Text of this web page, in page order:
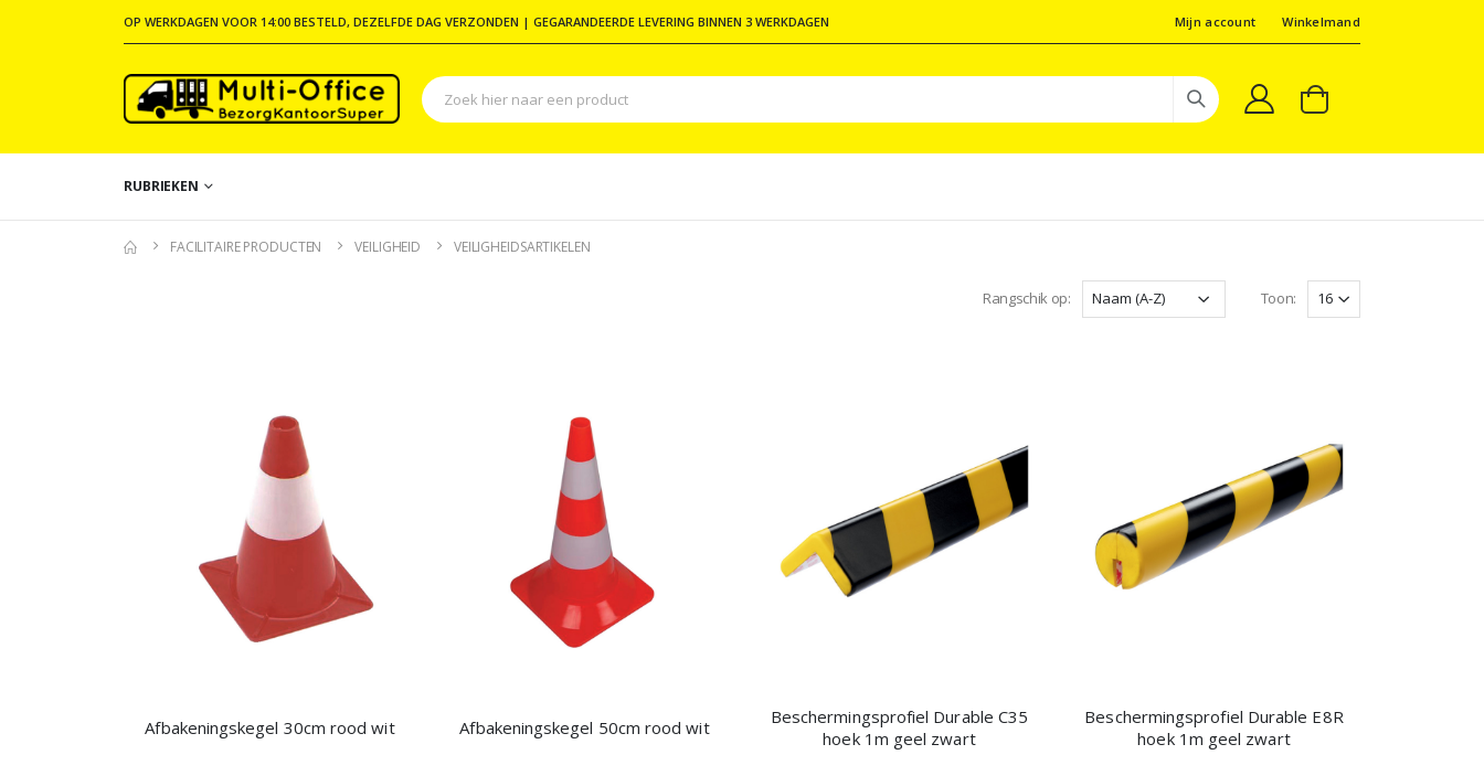
OP WERKDAGEN VOOR 14:00 BESTELD, DEZELFDE DAG VERZONDEN | GEGARANDEERDE LEVERING BINNEN 3 WERKDAGEN Mijn account Winkelmand
RUBRIEKEN
FACILITAIRE PRODUCTEN VEILIGHEID VEILIGHEIDSARTIKELEN
Rangschik op: Toon:
Afbakeningskegel 30cm rood wit Afbakeningskegel 50cm rood wit
Beschermingsprofiel Durable C35
hoek 1m geel zwart
Beschermingsprofiel Durable E8R
hoek 1m geel zwart